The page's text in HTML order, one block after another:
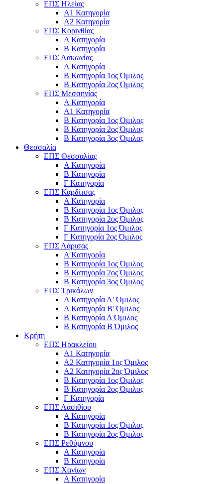
ΕΠΣ Ηλείας
Α1 Κατηγορία
Α2 Κατηγορία
ΕΠΣ Κορινθίας
Α Κατηγορία
Β Κατηγορία
ΕΠΣ Λακωνίας
Α Κατηγορία
Β Κατηγορία 1ος Όμιλος
Β Κατηγορία 2ος Όμιλος
ΕΠΣ Μεσσηνίας
Α Κατηγορία
Α1 Κατηγορία
Β Κατηγορία 1ος Όμιλος
Β Κατηγορία 2ος Όμιλος
Β Κατηγορία 3ος Όμιλος
Θεσσαλία
ΕΠΣ Θεσσαλίας
Α Κατηγορία
Β Κατηγορία
Γ Κατηγορία
ΕΠΣ Καρδίτσας
Α Κατηγορία
Β Κατηγορία 1ος Όμιλος
Β Κατηγορία 2ος Όμιλος
Γ Κατηγορία 1ος Όμιλος
Γ Κατηγορία 2ος Όμιλος
ΕΠΣ Λάρισας
Α Κατηγορία
Β Κατηγορία 1ος Όμιλος
Β Κατηγορία 2ος Όμιλος
Β Κατηγορία 3ος Όμιλος
ΕΠΣ Τρικάλων
Α Κατηγορία Α' Όμιλος
Α Κατηγορία Β' Όμιλος
Β Κατηγορία Α Όμιλος
Β Κατηγορία Β Όμιλος
Κρήτη
ΕΠΣ Ηρακλείου
Α1 Κατηγορία
Α2 Κατηγορία 1ος Όμιλος
Α2 Κατηγορία 2ος Όμιλος
Β Κατηγορία 1ος Όμιλος
Β Κατηγορία 2ος Όμιλος
Γ Κατηγορία
ΕΠΣ Λασιθίου
Α Κατηγορία
Β Κατηγορία 1ος Όμιλος
Β Κατηγορία 2ος Όμιλος
ΕΠΣ Ρεθύμνου
Α Κατηγορία
Β Κατηγορία
ΕΠΣ Χανίων
Α Κατηγορία